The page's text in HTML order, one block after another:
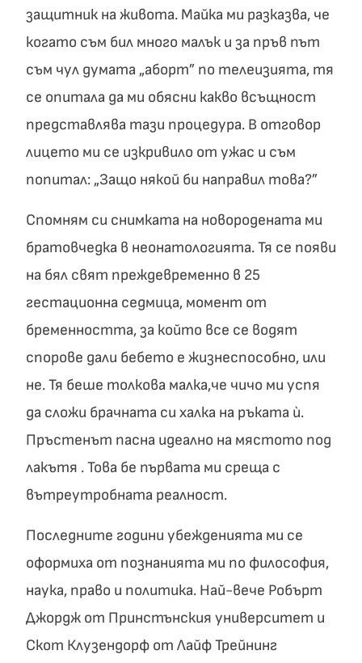
защитник на живота. Майка ми разказва, че
когато съм бил много малък и за пръв път
съм чул думата „аборт” по телеизията, тя
се опитала да ми обясни какво всъщност
представлява тази процедура. В отговор
лицето ми се изкривило от ужас и съм
попитал: „Защо някой би направил това?”
Спомням си снимката на новородената ми
братовчедка в неонатологията. Тя се появи
на бял свят преждевременно в 25
гестационна седмица, момент от
бременността, за който все се водят
спорове дали бебето е жизнеспособно, или
не. Тя беше толкова малка,че чичо ми успя
да сложи брачната си халка на ръката ù.
Пръстенът пасна идеално на мястото под
лакътя . Това бе първата ми среща с
вътреутробната реалност.
Последните години убежденията ми се
оформиха от познанията ми по философия,
наука, право и политика. Най-вече Робърт
Джордж от Принстънския университет и
Скот Клузендорф от Лайф Трейнинг